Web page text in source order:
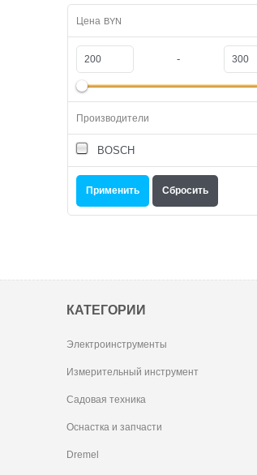
Цена BYN
-
Производители
BOSCH
КАТЕГОРИИ
Электроинструменты
Измерительный инструмент
Садовая техника
Оснастка и запчасти
Dremel